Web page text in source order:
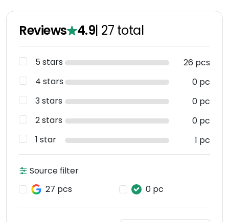
Reviews 4.9| 27 total
5 stars
26 pcs
4 stars
0 pc
3 stars
0 pc
2 stars
0 pc
1 star
1 pc
Source filter
27 pcs
0 pc